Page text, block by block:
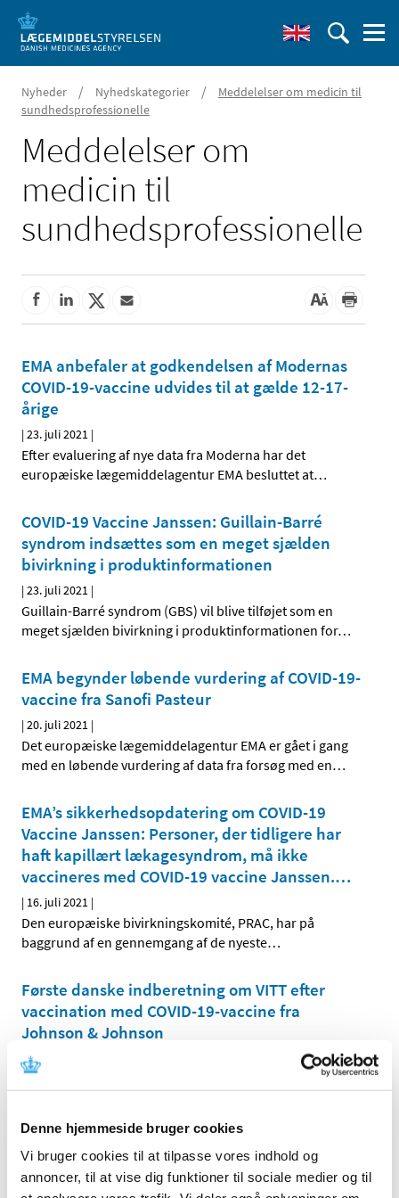
Denne hjemmeside bruger cookies
Vi bruger cookies til at tilpasse vores indhold og
annoncer, til at vise dig funktioner til sociale medier og til
Nyheder / Nyhedskategorier /
Meddelelser om medicin til
sundhedsprofessionelle
Meddelelser om
medicin til
sundhedsprofessionelle
EMA anbefaler at godkendelsen af Modernas
COVID-19-vaccine udvides til at gælde 12-17-
årige
|23. juli 2021 |
Efter evaluering af nye data fra Moderna har det
europæiske lægemiddelagentur EMA besluttet at…
COVID-19 Vaccine Janssen: Guillain-Barré
syndrom indsættes som en meget sjælden
bivirkning i produktinformationen
|23. juli 2021 |
Guillain-Barré syndrom (GBS) vil blive tilføjet som en
meget sjælden bivirkning i produktinformationen for…
EMA begynder løbende vurdering af COVID-19-
vaccine fra Sanofi Pasteur
|20. juli 2021 |
Det europæiske lægemiddelagentur EMA er gået i gang
med en løbende vurdering af data fra forsøg med en…
EMA’s sikkerhedsopdatering om COVID-19
Vaccine Janssen: Personer, der tidligere har
haft kapillært lækagesyndrom, må ikke
vaccineres med COVID-19 vaccine Janssen.…
| 16. juli 2021 |
Den europæiske bivirkningskomité, PRAC, har på
baggrund af en gennemgang af de nyeste…
Første danske indberetning om VITT efter
vaccination med COVID-19-vaccine fra
Johnson & Johnson
|14. juli 2021
Lægemiddelstyrelsen vurderer, at en sammenhæng
Vacciner til personale på DK’s
repræsentationer i lande uden for EU
|13. juli 2021|